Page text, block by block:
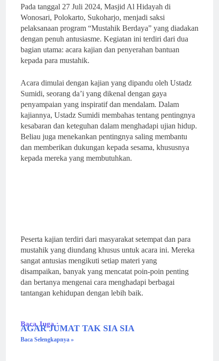
Ekonomi Umat LAZ Al
Qoyyim dan Kemenag
Sukoharjo Resmi Dimulai
3 Minggu Ago
Zakat Produktif LAZ Al
Qoyyim Dongkrak
Kapasitas Usaha Ayam
Petelur Ust. Ahyari di
1 Bulan Ago
Pada tanggal 27 Juli 2024, Masjid Al Hidayah di
Wonosari, Polokarto, Sukoharjo, menjadi saksi
pelaksanaan program “Mustahik Berdaya” yang diadakan
dengan penuh antusiasme. Kegiatan ini terdiri dari dua
bagian utama: acara kajian dan penyerahan bantuan
kepada para mustahik.
Acara dimulai dengan kajian yang dipandu oleh Ustadz
Sumidi, seorang da’i yang dikenal dengan gaya
penyampaian yang inspiratif dan mendalam. Dalam
kajiannya, Ustadz Sumidi membahas tentang pentingnya
kesabaran dan keteguhan dalam menghadapi ujian hidup.
Beliau juga menekankan pentingnya saling membantu
dan memberikan dukungan kepada sesama, khususnya
kepada mereka yang membutuhkan.
Peserta kajian terdiri dari masyarakat setempat dan para
mustahik yang diundang khusus untuk acara ini. Mereka
sangat antusias mengikuti setiap materi yang
disampaikan, banyak yang mencatat poin-poin penting
dan bertanya mengenai cara menghadapi berbagai
tantangan kehidupan dengan lebih baik.
Baca Juga :
AGAR JUMAT TAK SIA SIA
Baca Selengkapnya »